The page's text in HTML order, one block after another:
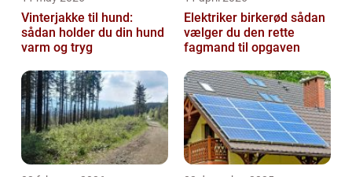
Vinterjakke til hund:
sådan holder du din hund
varm og tryg
Elektriker birkerød sådan
vælger du den rette
fagmand til opgaven